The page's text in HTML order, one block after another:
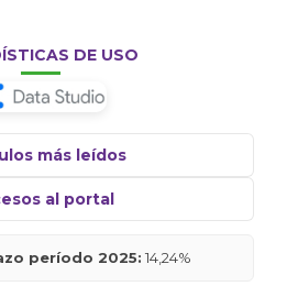
DE USO
más leídos
al portal
período 2025: 14,24%